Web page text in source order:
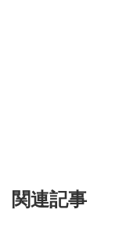
関連記事